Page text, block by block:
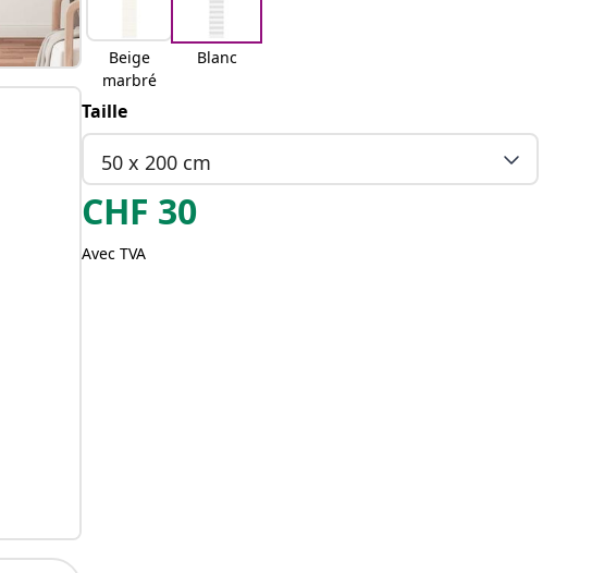
Beige
marbré
Blanc
Taille
50 x 200 cm
CHF 30
Avec TVA